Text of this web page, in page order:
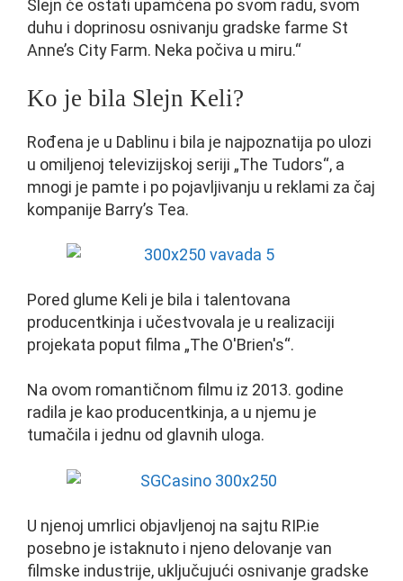
Slejn će ostati upamćena po svom radu, svom
duhu i doprinosu osnivanju gradske farme St
Anne’s City Farm. Neka počiva u miru.“
Ko je bila Slejn Keli?
Rođena je u Dablinu i bila je najpoznatija po ulozi
u omiljenoj televizijskoj seriji „The Tudors“, a
mnogi je pamte i po pojavljivanju u reklami za čaj
kompanije Barry’s Tea.
Pored glume Keli je bila i talentovana
producentkinja i učestvovala je u realizaciji
projekata poput filma „The O'Brien's“.
Na ovom romantičnom filmu iz 2013. godine
radila je kao producentkinja, a u njemu je
tumačila i jednu od glavnih uloga.
U njenoj umrlici objavljenoj na sajtu RIP.ie
posebno je istaknuto i njeno delovanje van
filmske industrije, uključujući osnivanje gradske